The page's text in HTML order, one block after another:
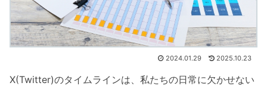
2024.01.29 2025.10.23
X(Twitter)のタイムラインは、私たちの日常に欠かせない